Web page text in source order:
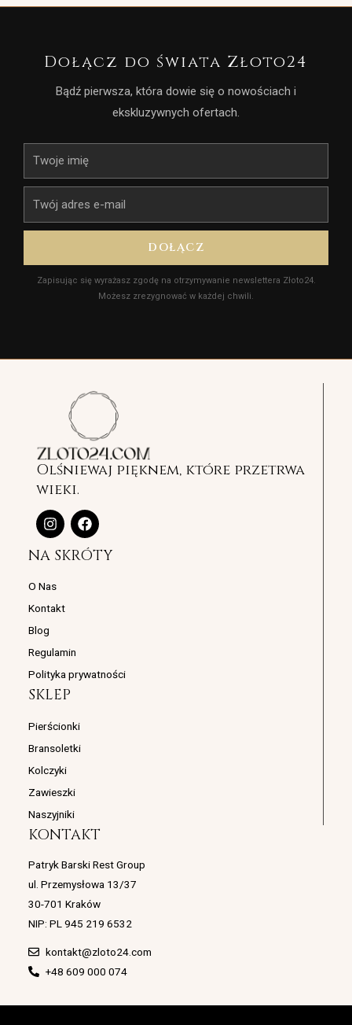
Dołącz do świata Złoto24
Bądź pierwsza, która dowie się o nowościach i
ekskluzywnych ofertach.
DOŁĄCZ
Zapisując się wyrażasz zgodę na otrzymywanie newslettera Złoto24.
Możesz zrezygnować w każdej chwili.
Olśniewaj pięknem, które przetrwa
wieki.
I
n
s
t
g
a
F
a
c
e
NA SKRÓTY
O Nas
Kontakt
Blog
Regulamin
Polityka prywatności
SKLEP
Pierścionki
Bransoletki
Kolczyki
Zawieszki
Naszyjniki
KONTAKT
Patryk Barski Rest Group
ul. Przemysłowa 13/37
30-701 Kraków
NIP: PL 945 219 6532
kontakt@zloto24.com
+48 609 000 074